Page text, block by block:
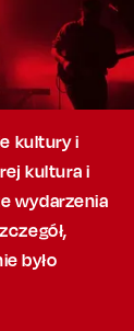
kultury i
kultura i
wydarzenia
było